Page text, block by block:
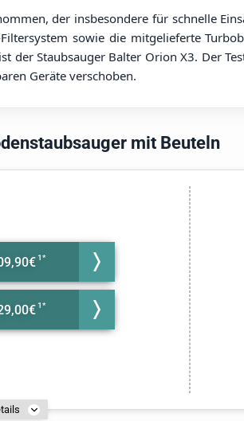
der insbesondere für schnelle
sowie die mitgelieferte
Staubsauger Balter Orion X3. Der
Geräte verschoben.
mit Beuteln